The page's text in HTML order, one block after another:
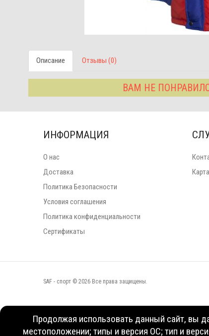
Описание Отзывы (0)
ВАМ НЕ
ИНФОРМАЦИЯ
О нас
Доставка
Политика Безопасности
Условия соглашения
Политика конфиденциальности
Сертификаты
SAF - спорт © 2026 Все права защищены.
Продолжая использовать данный сайт, вы
местоположении; типы и версия ОС; тип и